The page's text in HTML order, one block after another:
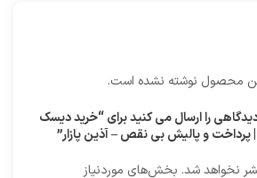
محصول نوشته نشده است.
را ارسال می کنید برای “خرید دیسک
نخواهد شد. بخش‌های موردنیاز